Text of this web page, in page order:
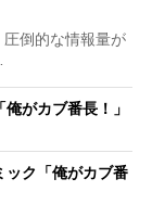
倒的な情報量が
がカブ番長！」
ク「俺がカブ番